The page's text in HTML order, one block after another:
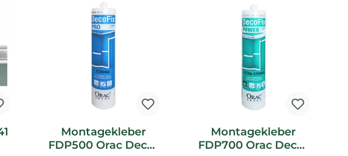
Montagekleber
FDP500 Orac Decor
Montagekleber
FDP700 Orac Decor